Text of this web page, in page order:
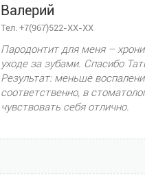
Валерий
Тел. +7(967)522-XX-XX
Пародонтит для меня –
уходе за зубами. Спасибо
Результат: меньше
соответственно, в
чувствовать себя отлично.